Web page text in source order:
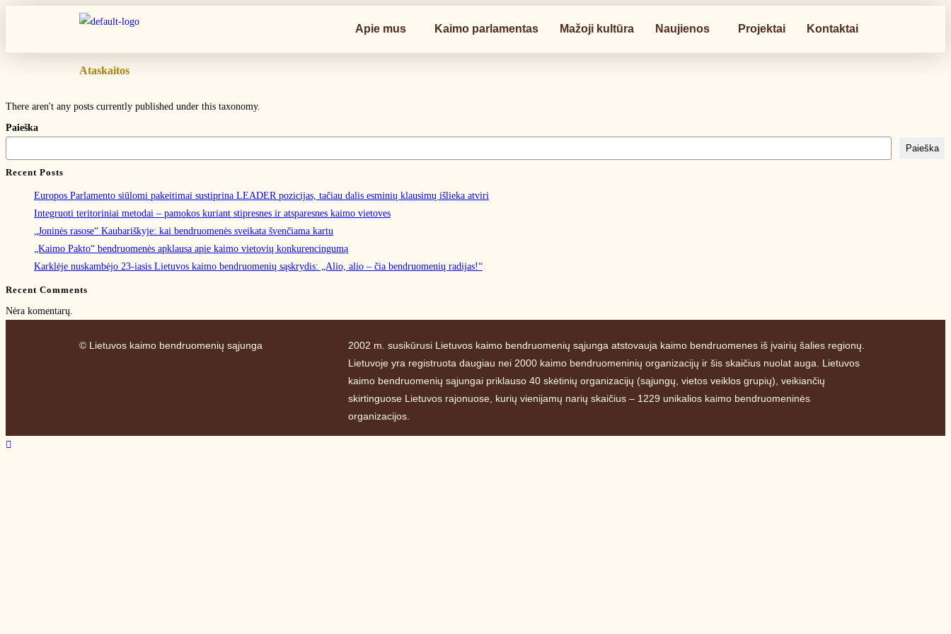
Apie mus Kaimo parlamentas Mažoji kultūra Naujienos Projektai Kontaktai
Ataskaitos
There aren't any posts currently published under this taxonomy.
Paieška
Paieška
Recent Posts
Europos Parlamento siūlomi pakeitimai sustiprina LEADER pozicijas, tačiau dalis esminių klausimų išlieka atviri
Integruoti teritoriniai metodai – pamokos kuriant stipresnes ir atsparesnes kaimo vietoves
„Joninės rasose“ Kaubariškyje: kai bendruomenės sveikata švenčiama kartu
„Kaimo Pakto“ bendruomenės apklausa apie kaimo vietovių konkurencingumą
Karklėje nuskambėjo 23-iasis Lietuvos kaimo bendruomenių sąskrydis: „Alio, alio – čia bendruomenių radijas!“
Recent Comments
Nėra komentarų.
© Lietuvos kaimo bendruomenių sąjunga
2002 m. susikūrusi Lietuvos kaimo bendruomenių sąjunga atstovauja kaimo bendruomenes iš įvairių šalies regionų.
Lietuvoje yra registruota daugiau nei 2000 kaimo bendruomeninių organizacijų ir šis skaičius nuolat auga. Lietuvos
kaimo bendruomenių sąjungai priklauso 40 skėtinių organizacijų (sąjungų, vietos veiklos grupių), veikiančių
skirtinguose Lietuvos rajonuose, kurių vienijamų narių skaičius – 1229 unikalios kaimo bendruomeninės
organizacijos.